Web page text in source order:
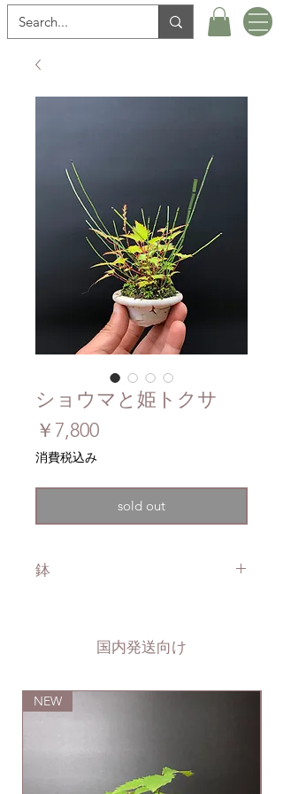
ショウマと姫トクサ
￥7,800価
消費税込み
sold out
鉢
国内発送向け
NEW